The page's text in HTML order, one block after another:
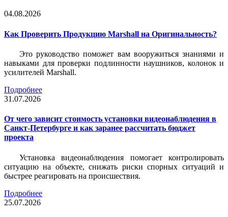
04.08.2026
Как Проверить Продукцию Marshall на Оригинальность?
Это руководство поможет вам вооружиться знаниями и
навыками для проверки подлинности наушников, колонок и
усилителей Marshall.
Подробнее
31.07.2026
От чего зависит стоимость установки видеонаблюдения в
Санкт-Петербурге и как заранее рассчитать бюджет
проекта
Установка видеонаблюдения помогает контролировать
ситуацию на объекте, снижать риски спорных ситуаций и
быстрее реагировать на происшествия.
Подробнее
25.07.2026